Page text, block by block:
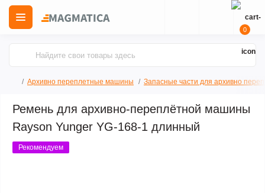
0
Архивно переплетные машины Запасные части для архивно
Ремень для архивно-переплётной машины
Rayson Yunger YG-168-1 длинный
Рекомендуем